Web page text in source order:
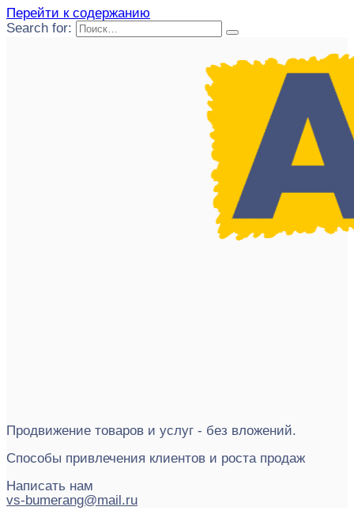
Перейти к содержанию
Search for:
Продвижение товаров и услуг - без вложений.
Способы привлечения клиентов и роста продаж
Написать нам
vs-bumerang@mail.ru